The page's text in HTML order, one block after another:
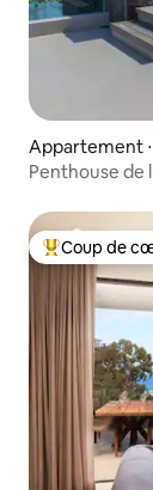
Appartement
Penthouse de
Coups de
Coup de